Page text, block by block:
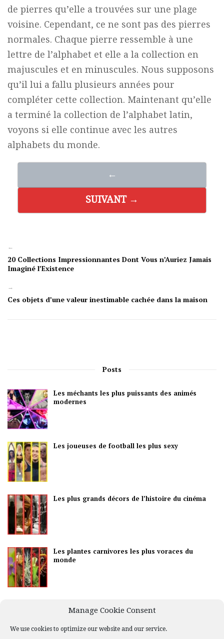
Manage Cookie Consent
We use cookies to optimize our website and our service.
de pierres qu’elle a trouvées sur une plage
voisine. Cependant, ce ne sont pas des pierres
normales. Chaque pierre ressemble à une
lettre de l’alphabet et elle a la collection en
majuscules et en minuscules. Nous supposons
qu’il lui a fallu plusieurs années pour
compléter cette collection. Maintenant qu’elle
a terminé la collection de l’alphabet latin,
voyons si elle continue avec les autres
alphabets du monde.
←
SUIVANT →
←
20 Collections Impressionnantes Dont Vous n’Auriez Jamais
Imaginé l’Existence
→
Ces objets d’une valeur inestimable cachée dans la maison
Posts
Les méchants les plus puissants des animés
modernes
Les joueuses de football les plus sexy
Les plus grands décors de l’histoire du cinéma
Les plantes carnivores les plus voraces du
monde